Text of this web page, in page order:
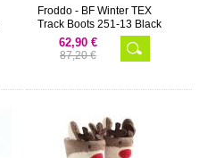
Froddo - BF Winter TEX
Track Boots 251-13 Black
62,90 €
87,20 €